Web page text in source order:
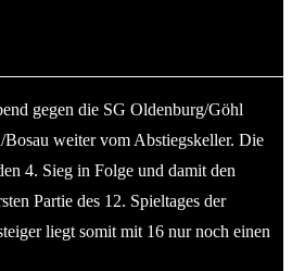
gegen die SG Oldenburg/Göhl
Bosau weiter vom Abstiegskeller. Die
4. Sieg in Folge und damit den
Partie des 12. Spieltages der
liegt somit mit 16 nur noch einen